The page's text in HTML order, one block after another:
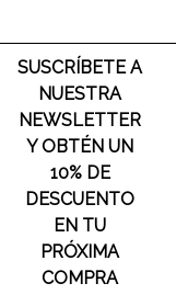
SUSCRÍBETE A
NUESTRA
NEWSLETTER
Y OBTÉN UN
10% DE
DESCUENTO
EN TU
PRÓXIMA
COMPRA